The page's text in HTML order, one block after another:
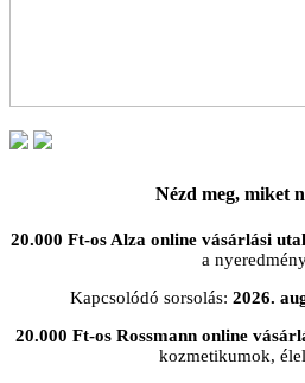
Nézd meg, miket
20.000 Ft-os Alza online vásárlási
a
Kapcsolódó sorsolás: 2026.
20.000 Ft-os Rossmann online
kozmetikumok,